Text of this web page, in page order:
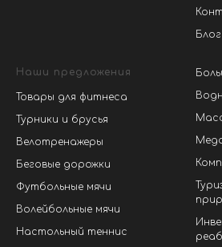
Блог
Наши предложения
Товары для фитнеса
Турники и брусья
Велотренажеры
Беговые дорожки
Футбольные мячи
Волейбольные мячи
Настольный теннис